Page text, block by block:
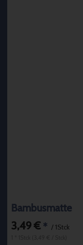
Bambusmatte
3,49 € * / 1Stck